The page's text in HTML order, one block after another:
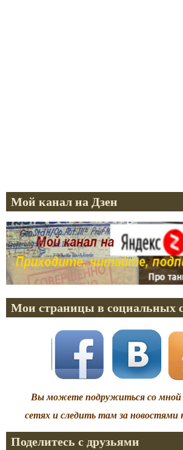
Мой канал на Дзен
Мои страницы в социальных
Вы можете подружиться со мной
сетях и следить там за новостями
Поделитесь с друзьями